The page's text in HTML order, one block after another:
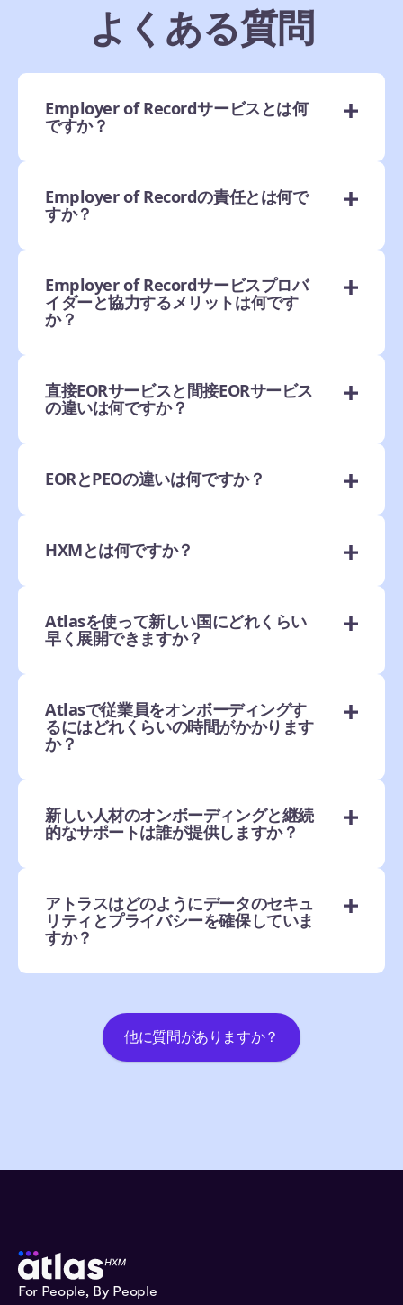
よくある質問
Employer of Recordサービスとは何
ですか？
Employer of Recordの責任とは何で
すか？
Employer of Recordサービスプロバ
イダーと協力するメリットは何です
か？
直接EORサービスと間接EORサービス
の違いは何ですか？
EORとPEOの違いは何ですか？
HXMとは何ですか？
Atlasを使って新しい国にどれくらい
早く展開できますか？
Atlasで従業員をオンボーディングす
るにはどれくらいの時間がかかります
か？
新しい人材のオンボーディングと継続
的なサポートは誰が提供しますか？
アトラスはどのようにデータのセキュ
リティとプライバシーを確保していま
すか？
他に質問がありますか？
For People, By People